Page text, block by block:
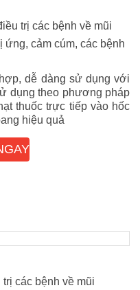
trị các bệnh về mũi
ứng, cảm cúm, các bệnh
dễ dàng sử dụng với
dụng theo phương pháp
thuốc trực tiếp vào hốc
hiệu quả
các bệnh về mũi